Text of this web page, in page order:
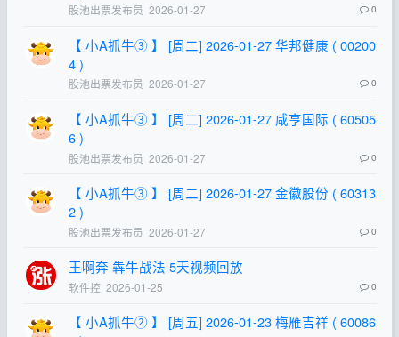
股池出票发布员 2026-01-27 0
【 小A抓牛③ 】 [周二] 2026-01-27 华邦健康 ( 00200
4 )
股池出票发布员 2026-01-27 0
【 小A抓牛③ 】 [周二] 2026-01-27 咸亨国际 ( 60505
6 )
股池出票发布员 2026-01-27 0
【 小A抓牛③ 】 [周二] 2026-01-27 金徽股份 ( 60313
2 )
股池出票发布员 2026-01-27 0
王啊奔 犇牛战法 5天视频回放
软件控 2026-01-25 0
【 小A抓牛② 】 [周五] 2026-01-23 梅雁吉祥 ( 60086